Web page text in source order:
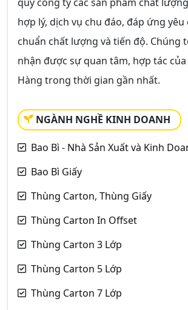
hợp lý, dịch vụ chu đáo, đáp ứng yêu
chuẩn chất lượng và tiến độ. Chúng
nhận được sự quan tâm, hợp tác của
Hàng trong thời gian gần nhất.
NGÀNH NGHỀ KINH DOANH
Bao Bì - Nhà Sản Xuất và Kinh
Bao Bì Giấy
Thùng Carton, Thùng Giấy
Thùng Carton In Offset
Thùng Carton 3 Lớp
Thùng Carton 5 Lớp
Thùng Carton 7 Lớp